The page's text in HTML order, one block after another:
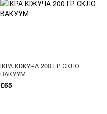
ІКРА КІЖУЧА 200 ГР СКЛО
ВАКУУМ
€65